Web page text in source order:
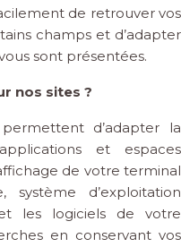
de retrouver vos
champs et d’adapter
sont présentées.
nos sites ?
d’adapter la
et espaces
de votre terminal
système d’exploitation
les logiciels de votre
en conservant vos